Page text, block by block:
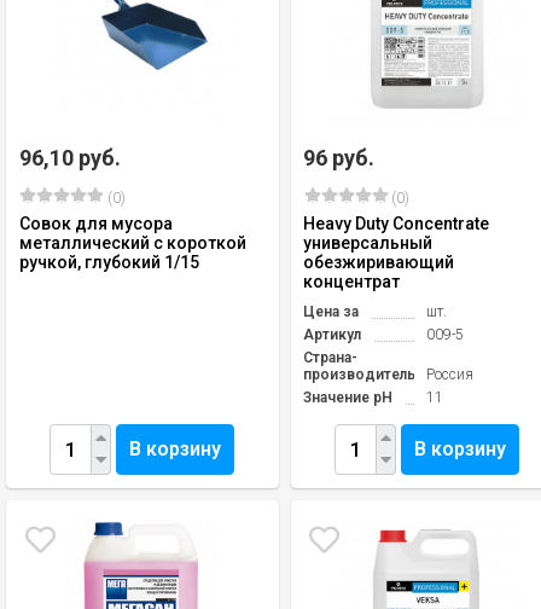
96,10 руб.
(0)
Совок для мусора
металлический с короткой
ручкой, глубокий 1/15
В корзину
96 руб.
(0)
Heavy Duty Concentrate
универсальный
обезжиривающий
концентрат
Цена за
шт.
Артикул
009-5
Страна-
производитель
Россия
Значение pH
11
В корзину